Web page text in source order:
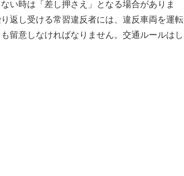
い時は「差し押さえ」となる場合がありま
返し受ける常習違反者には、違反車両を運転
留意しなければなりません。交通ルールはし